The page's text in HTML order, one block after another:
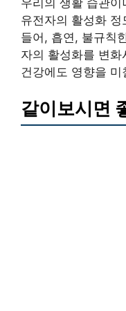
유전자의 활성화
들어, 흡연, 불규칙
자의 활성화를 변
건강에도 영향을 미
같이보시면